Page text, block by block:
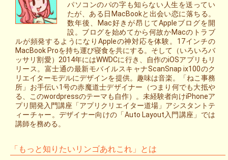
パソコンのパの字も知らない人生を送ってい
たが、ある日MacBookと出会い恋に落ちる。
数年後、Mac好きが昂じてAppleブログを開
設。ブログを始めてから何故かMacのトラブ
ルが頻発するようになりAppleの神対応を体験。17インチの
MacBook Proを持ち運び寝食を共にする。そして（いろいろバ
ッサリ割愛）2014年にはWWDCに行き、自作のiOSアプリもリ
リース。富士通の最新モバイルスキャナScanSnap ix100のク
リエイターモデルにデザインを提供。趣味は音楽。「ねこ事務
所」お手伝い1号の赤魔道士デザイナー（つまり何でも大抵や
る、このwordpressのテーマも自作）。未経験者向けiPhoneア
プリ開発入門講座「アプリクリエイター道場」アシスタントテ
ィーチャー。デザイナー向けの「Auto Layout入門講座」では
講師を務める。
「もっと知りたいリンゴあれこれ」とは